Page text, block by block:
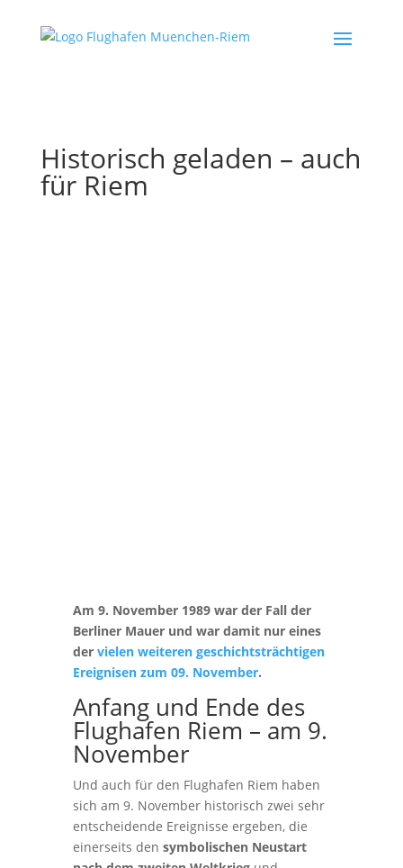
Historisch geladen – auch
für Riem
Am 9. November 1989 war der Fall der
Berliner Mauer und war damit nur eines
der vielen weiteren geschichtsträchtigen
Ereignisen zum 09. November.
Anfang und Ende des
Flughafen Riem – am 9.
November
Und auch für den Flughafen Riem haben
sich am 9. November historisch zwei sehr
entscheidende Ereignisse ergeben, die
einerseits den symbolischen Neustart